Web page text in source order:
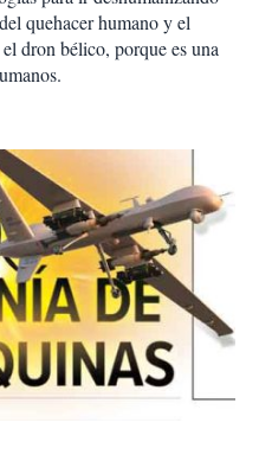
quehacer humano y el
dron bélico, porque es una